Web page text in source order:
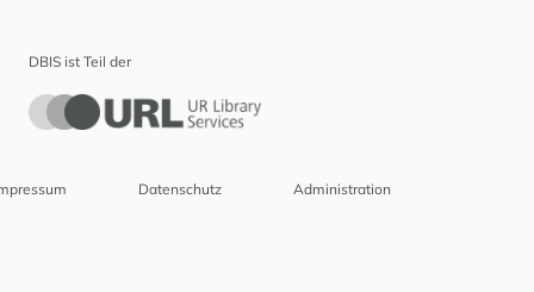
DBIS ist Teil der
Datenschutz Administration